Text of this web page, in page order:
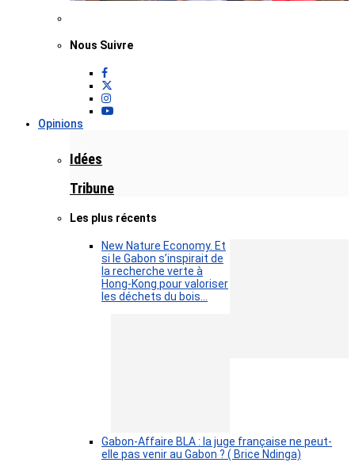
Nous Suivre
Opinions
Idées
Tribune
Les plus récents
New Nature Economy. Et
si le Gabon s’inspirait de
la recherche verte à
Hong-Kong pour valoriser
les déchets du bois…
Gabon-Affaire BLA : la juge française ne peut-
elle pas venir au Gabon ? ( Brice Ndinga)